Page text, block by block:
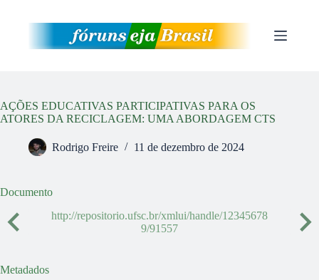
AÇÕES EDUCATIVAS PARTICIPATIVAS PARA OS
ATORES DA RECICLAGEM: UMA ABORDAGEM CTS
Rodrigo Freire 11 de dezembro de 2024
Documento
http://repositorio.ufsc.br/xmlui/handle/12345678
9/91557
Metadados